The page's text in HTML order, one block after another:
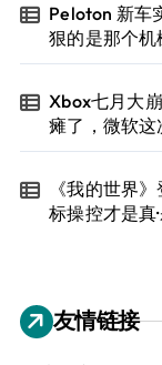
Peloton 新车
狠的是那个机
Xbox七月大
瘫了，微软这
《我的世界
标操控才是真
友情链接